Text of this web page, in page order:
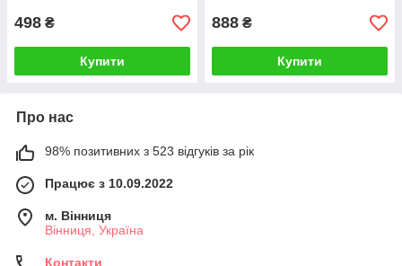
498 ₴
Купити
888 ₴
Купити
Про нас
98% позитивних з 523 відгуків за рік
Працює з 10.09.2022
м. Вінниця
Вінниця, Україна
Контакти